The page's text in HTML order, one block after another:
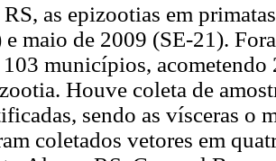
as epizootias em
e maio de 2009 (SE-21).
103 municípios,
Houve coleta de
sendo as vísceras o
coletados vetores em